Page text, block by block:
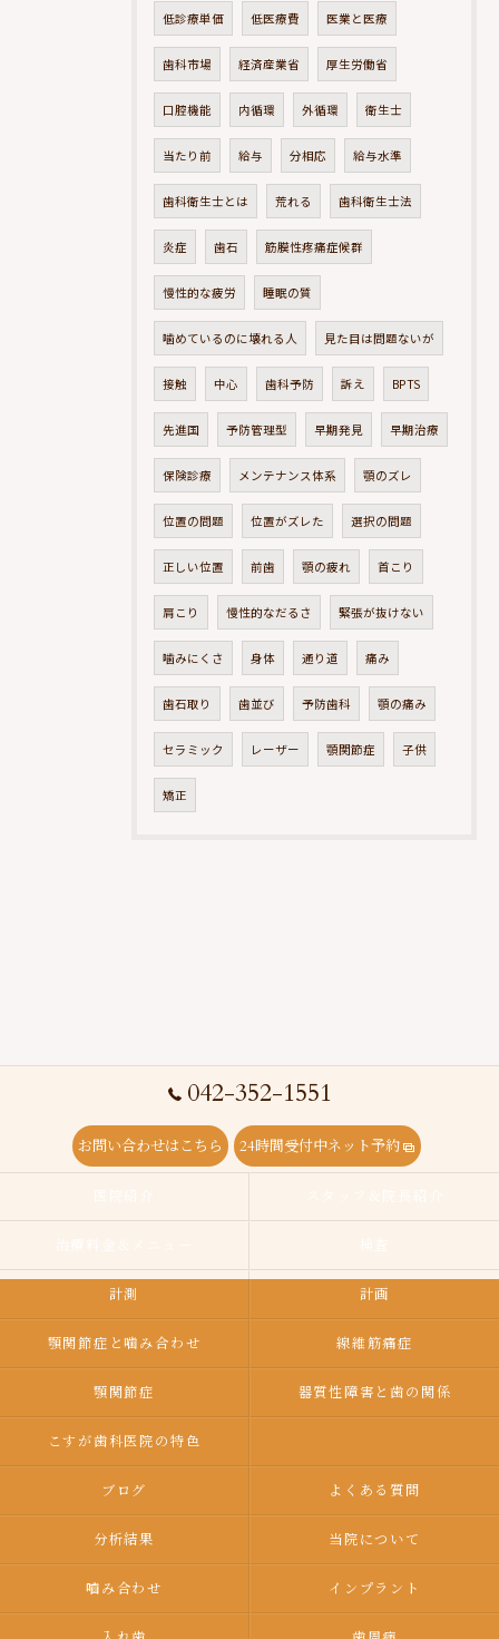
低診療単価 低医療費 医業と医療
歯科市場 経済産業省 厚生労働省
口腔機能 内循環 外循環 衛生士
当たり前 給与 分相応 給与水準
歯科衛生士とは 荒れる 歯科衛生士法
炎症 歯石 筋膜性疼痛症候群
慢性的な疲労 睡眠の質
噛めているのに壊れる人 見た目は問題ないが
接触 中心 歯科予防 訴え BPTS
先進国 予防管理型 早期発見 早期治療
保険診療 メンテナンス体系 顎のズレ
位置の問題 位置がズレた 選択の問題
正しい位置 前歯 顎の疲れ 首こり
肩こり 慢性的なだるさ 緊張が抜けない
噛みにくさ 身体 通り道 痛み
歯石取り 歯並び 予防歯科 顎の痛み
セラミック レーザー 顎関節症 子供
矯正
042-352-1551
お問い合わせはこちら 24時間受付中ネット予約
計測 計画
顎関節症と噛み合わせ 線維筋痛症
顎関節症 器質性障害と歯の関係
こすが歯科医院の特色
ブログ よくある質問
分析結果 当院について
嚙み合わせ インプラント